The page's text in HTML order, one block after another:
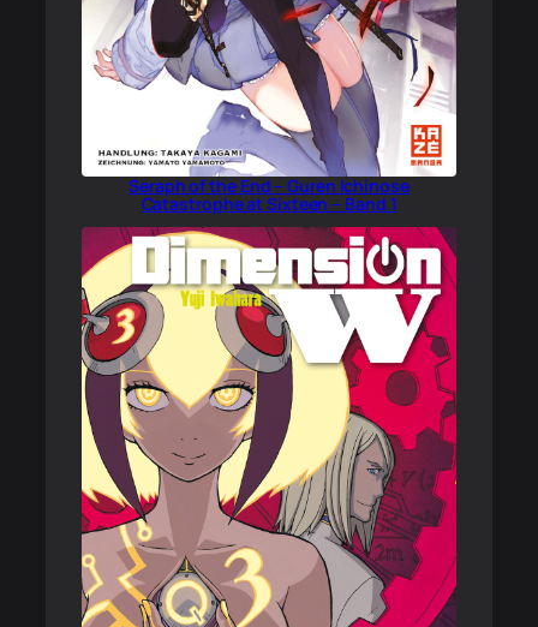
Seraph of the End – Guren Ichinose
Catastrophe at Sixteen – Band 1